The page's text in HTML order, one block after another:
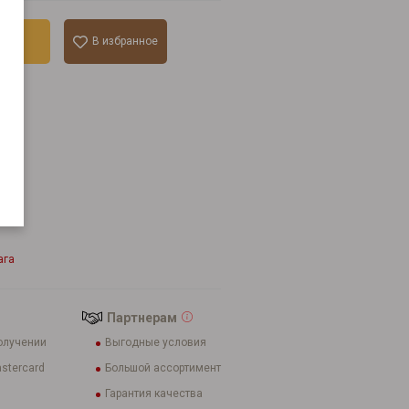
В избранное
Партнерам
Выгодные условия
Большой ассортимент
Гарантия качества